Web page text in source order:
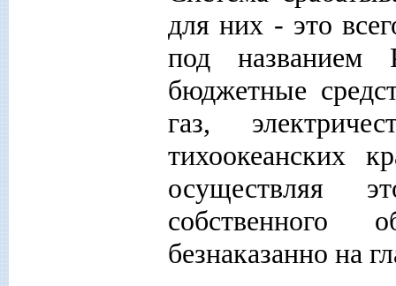
для них - это
под
бюджетные
газ,
тихоокеанских
осуществляя
собственного
безнаказанно на